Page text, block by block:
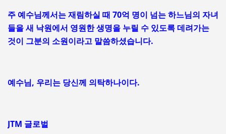
주 예수님께서는 재림하실 때 70억 명이 넘는 하느님의 자녀
들을 새 낙원에서 영원한 생명을 누릴 수 있도록 데려가는
것이 그분의 소원이라고 말씀하셨습니다.
예수님, 우리는 당신께 의탁하나이다.
JTM 글로벌